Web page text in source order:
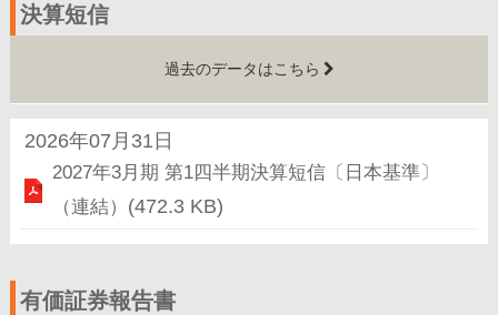
決算短信
過去のデータはこちら
2026年07月31日
2027年3月期 第1四半期決算短信〔日本基準〕
（連結） (472.3 KB)
有価証券報告書